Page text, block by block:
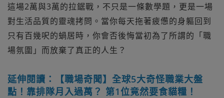
這場2萬與3萬的拉鋸戰，不只是一條數學題，更是一場
對生活品質的靈魂拷問。當你每天拖著疲憊的身軀回到
只有百幾呎的蝸居時，你會否後悔當初為了所謂的「職
場氛圍」而放棄了真正的人生？
延伸閱讀：【職場奇聞】全球5大奇怪職業大盤
點！靠排隊月入過萬？ 第1位竟然要食貓糧！